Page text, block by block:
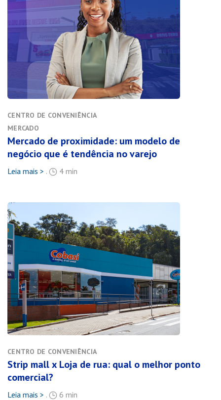
CENTRO DE CONVENIÊNCIA
MERCADO
Mercado de proximidade: um modelo de
negócio que é tendência no varejo
Leia mais > . 4 min
CENTRO DE CONVENIÊNCIA
Strip mall x Loja de rua: qual o melhor ponto
comercial?
Leia mais > . 6 min